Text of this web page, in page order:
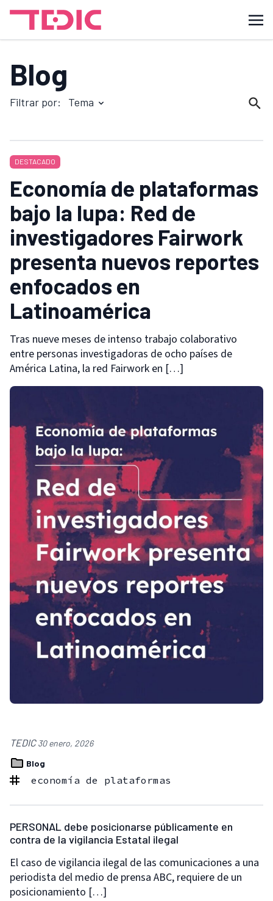
Blog
Filtrar por: Tema
DESTACADO
Economía de plataformas
bajo la lupa: Red de
investigadores Fairwork
presenta nuevos reportes
enfocados en
Latinoamérica
Tras nueve meses de intenso trabajo colaborativo
entre personas investigadoras de ocho países de
América Latina, la red Fairwork en […]
TEDIC30 enero, 2026
Blog
economía de plataformas
PERSONAL debe posicionarse públicamente en
contra de la vigilancia Estatal ilegal
El caso de vigilancia ilegal de las comunicaciones a una
periodista del medio de prensa ABC, requiere de un
posicionamiento […]